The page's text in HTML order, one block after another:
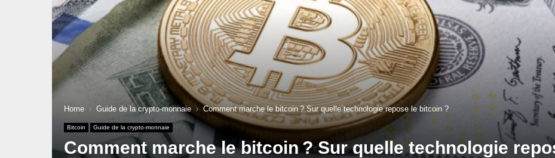
Home Guide de la crypto-monnaie Comment marche le bitcoin ? Sur quelle technologie repose le bitcoin ?
Bitcoin Guide de la crypto-monnaie
Comment marche le bitcoin ? Sur quelle technologie